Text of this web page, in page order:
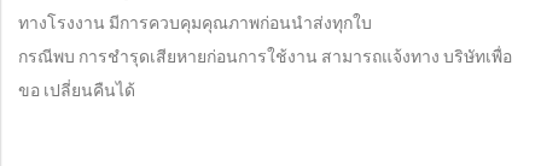
ทางโรงงาน มีการควบคุมคุณภาพก่อนนำส่งทุกใบ
กรณีพบ การชำรุดเสียหายก่อนการใช้งาน สามารถแจ้งทาง บริษัทเพื่อ
ขอ เปลี่ยนคืนได้